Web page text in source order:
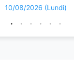
10/08/2026 (Lundi)